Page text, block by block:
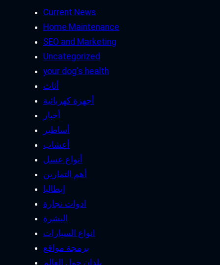
Current News
Home Maintenance
SEO and Marketing
Uncategorized
your dog's health
أثاث
أجهزة كهربائية
أخبار
أساطير
أعشاب
أنواع عسل
أهم التمارين
إيطاليا
ادوات نجارة
البشرة
انواع السيارات
برمجة مواقع
بلدان حول العالم